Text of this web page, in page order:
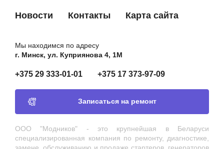
315N10172Z
ZAUFER
1192
1224
ZEN
ZN1192
ZEN
Новости Контакты Карта сайта
Мы находимся по адресу
г. Минск, ул. Куприянова 4, 1М
+375 29 333-01-01 +375 17 373-97-09
Записаться на ремонт
ООО "Модников" - это крупнейшая в Беларуси
специализированная компания по ремонту, диагностике,